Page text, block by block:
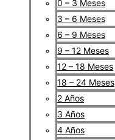
0 – 3 Meses
3 – 6 Meses
6 – 9 Meses
9 – 12 Meses
12 – 18 Meses
18 – 24 Meses
2 Años
3 Años
4 Años